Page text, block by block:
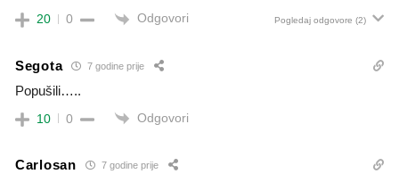
20 0 Odgovori Pogledaj odgovore (2)
Segota 7 godine prije
Popušili…..
10 0 Odgovori
Carlosan 7 godine prije